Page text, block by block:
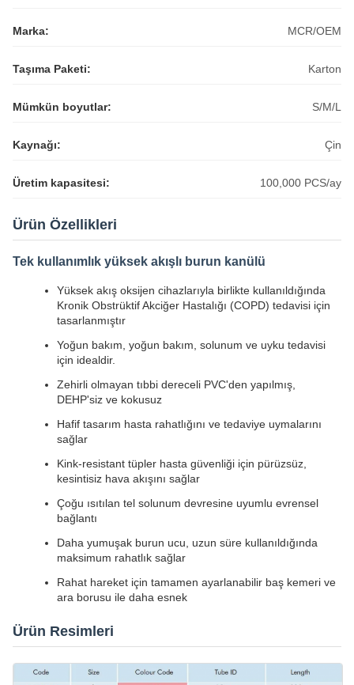
Marka: MCR/OEM
Taşıma Paketi: Karton
Mümkün boyutlar: S/M/L
Kaynağı: Çin
Üretim kapasitesi: 100,000 PCS/ay
Ürün Özellikleri
Tek kullanımlık yüksek akışlı burun kanülü
Yüksek akış oksijen cihazlarıyla birlikte kullanıldığında
Kronik Obstrüktif Akciğer Hastalığı (COPD) tedavisi için
tasarlanmıştır
Yoğun bakım, yoğun bakım, solunum ve uyku tedavisi
için idealdir.
Zehirli olmayan tıbbi dereceli PVC'den yapılmış,
DEHP'siz ve kokusuz
Hafif tasarım hasta rahatlığını ve tedaviye uymalarını
sağlar
Kink-resistant tüpler hasta güvenliği için pürüzsüz,
kesintisiz hava akışını sağlar
Çoğu ısıtılan tel solunum devresine uyumlu evrensel
bağlantı
Daha yumuşak burun ucu, uzun süre kullanıldığında
maksimum rahatlık sağlar
Rahat hareket için tamamen ayarlanabilir baş kemeri ve
ara borusu ile daha esnek
Ürün Resimleri